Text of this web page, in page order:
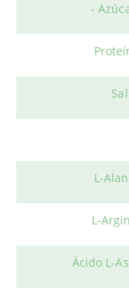
-
Sal
L-
L-
Ácido L-